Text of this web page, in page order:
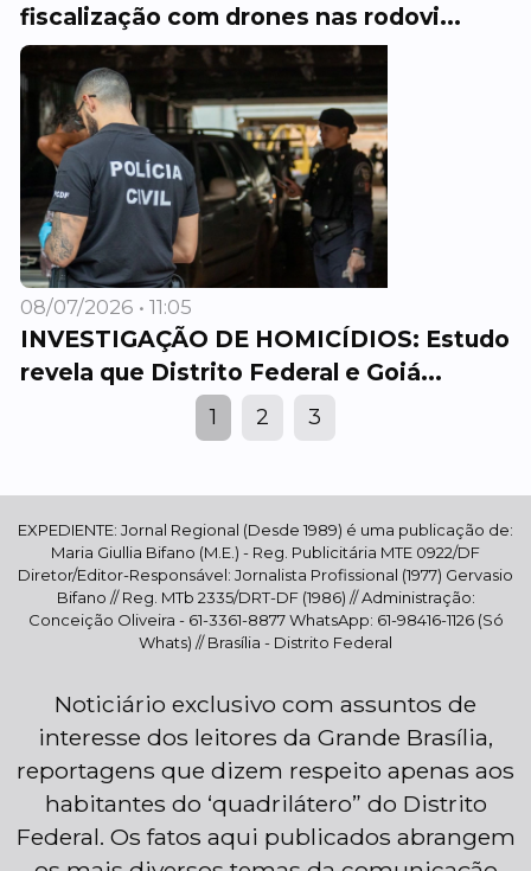
fiscalização com drones nas rodovi...
08/07/2026 • 11:05
INVESTIGAÇÃO DE HOMICÍDIOS: Estudo
revela que Distrito Federal e Goiá...
1 2 3
EXPEDIENTE: Jornal Regional (Desde 1989) é uma publicação de:
Maria Giullia Bifano (M.E.) - Reg. Publicitária MTE 0922/DF
Diretor/Editor-Responsável: Jornalista Profissional (1977) Gervasio
Bifano // Reg. MTb 2335/DRT-DF (1986) // Administração:
Conceição Oliveira - 61-3361-8877 WhatsApp: 61-98416-1126 (Só
Whats) // Brasília - Distrito Federal
Noticiário exclusivo com assuntos de
interesse dos leitores da Grande Brasília,
reportagens que dizem respeito apenas aos
habitantes do ‘quadrilátero” do Distrito
Federal. Os fatos aqui publicados abrangem